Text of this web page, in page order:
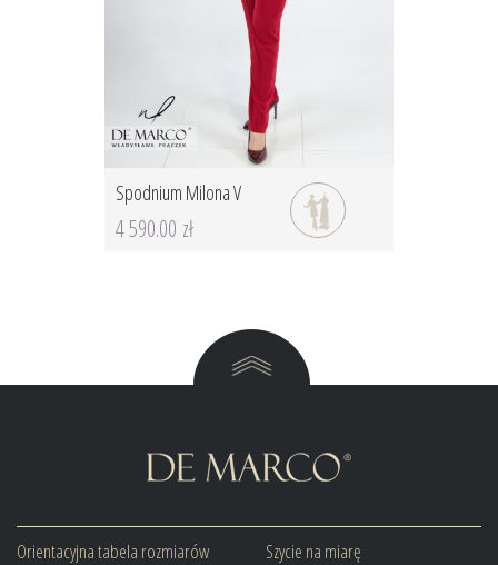
Spodnium Milona V
4 590.00 zł
Orientacyjna tabela rozmiarów
Szycie na miarę